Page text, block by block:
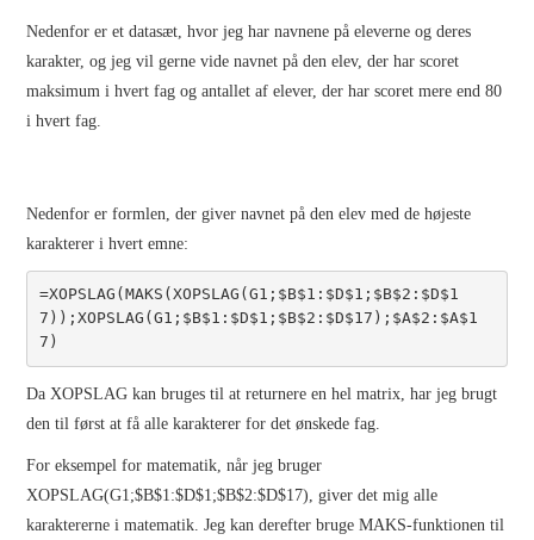
Nedenfor er et datasæt, hvor jeg har navnene på eleverne og deres
karakter, og jeg vil gerne vide navnet på den elev, der har scoret
maksimum i hvert fag og antallet af elever, der har scoret mere end 80
i hvert fag.
Nedenfor er formlen, der giver navnet på den elev med de højeste
karakterer i hvert emne:
=XOPSLAG(MAKS(XOPSLAG(G1;$B$1:$D$1;$B$2:$D$1
7));XOPSLAG(G1;$B$1:$D$1;$B$2:$D$17);$A$2:$A$1
7)
Da XOPSLAG kan bruges til at returnere en hel matrix, har jeg brugt
den til først at få alle karakterer for det ønskede fag.
For eksempel for matematik, når jeg bruger
XOPSLAG(G1;$B$1:$D$1;$B$2:$D$17), giver det mig alle
karaktererne i matematik. Jeg kan derefter bruge MAKS-funktionen til